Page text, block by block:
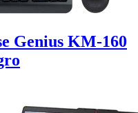
Genius KM-160